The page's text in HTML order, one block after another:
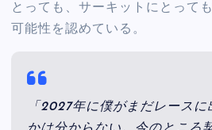
とっても、サーキットにとって
可能性を認めている。
「2027年に僕がまだレースに